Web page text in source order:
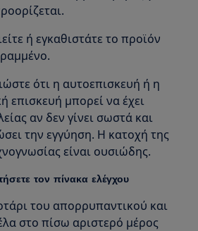
ή εγκαθιστάτε το προϊόν
ότι η αυτοεπισκευή ή η
επισκευή μπορεί να έχει
αν δεν γίνει σωστά και
την εγγύηση. Η κατοχή της
είναι ουσιώδης.
τον πίνακα ελέγχου
του απορρυπαντικού και
στο πίσω αριστερό μέρος